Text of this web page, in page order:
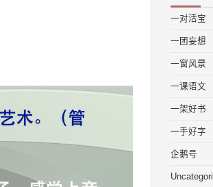
一对活宝
一团妄想
一窗风景
一课语文
一架好书
一手好字
企鹅号